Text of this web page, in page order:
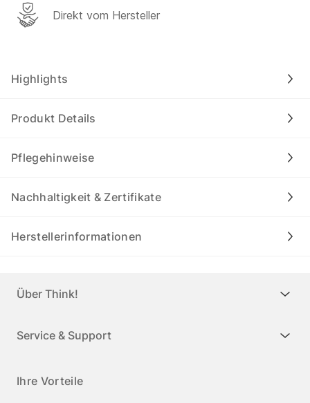
Direkt vom Hersteller
Highlights
Produkt Details
Pflegehinweise
Nachhaltigkeit & Zertifikate
Herstellerinformationen
Über Think!
Service & Support
Ihre Vorteile